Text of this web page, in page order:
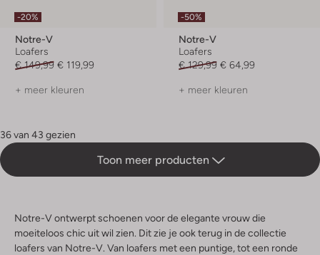
-20%
Notre-V
Loafers
€ 149,99 € 119,99
+ meer kleuren
-50%
Notre-V
Loafers
€ 129,99 € 64,99
+ meer kleuren
36 van 43 gezien
Toon meer producten
Notre-V ontwerpt schoenen voor de elegante vrouw die
moeiteloos chic uit wil zien. Dit zie je ook terug in de collectie
loafers van Notre-V. Van loafers met een puntige, tot een ronde